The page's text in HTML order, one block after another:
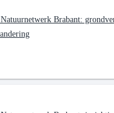
Brabant: